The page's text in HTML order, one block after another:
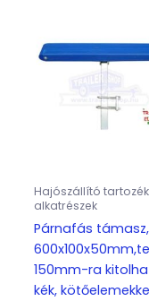
Hajószállító
alkatrészek
Párnafás támasz,
150mm-ra
kék,